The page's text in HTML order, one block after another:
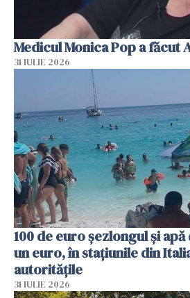
Medicul Monica Pop a făcut
31 IULIE 2026
100 de euro șezlongul și
un euro, în stațiunile din
autoritățile
31 IULIE 2026